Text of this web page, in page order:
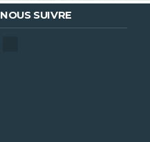
NOUS SUIVRE